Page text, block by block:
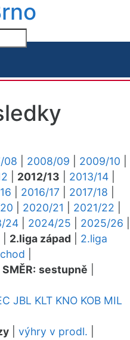
08 2008/09 2009/10
2012/13 2013/14
2016/17 2017/18
2020/21 2021/22
24 2024/25 2025/26
2.liga západ
2.liga
SMĚR: sestupně
JBL KLT KNO KOB MIL
výhry v prodl.